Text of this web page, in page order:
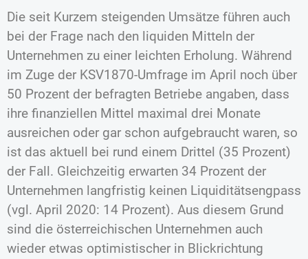
Die seit Kurzem steigenden Umsätze führen auch
bei der Frage nach den liquiden Mitteln der
Unternehmen zu einer leichten Erholung. Während
im Zuge der KSV1870-Umfrage im April noch über
50 Prozent der befragten Betriebe angaben, dass
ihre finanziellen Mittel maximal drei Monate
ausreichen oder gar schon aufgebraucht waren, so
ist das aktuell bei rund einem Drittel (35 Prozent)
der Fall. Gleichzeitig erwarten 34 Prozent der
Unternehmen langfristig keinen Liquiditätsengpass
(vgl. April 2020: 14 Prozent). Aus diesem Grund
sind die österreichischen Unternehmen auch
wieder etwas optimistischer in Blickrichtung